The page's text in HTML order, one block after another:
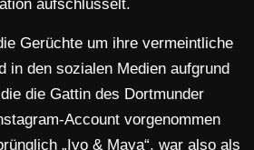
aufschlüsselt.
Gerüchte um ihre vermeintliche
in den sozialen Medien aufgrund
die Gattin des Dortmunder
Account vorgenommen
„Ivo & Maya“, war also als